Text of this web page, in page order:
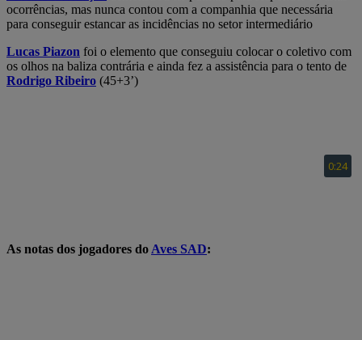
ocorrências, mas nunca contou com a companhia que necessária
para conseguir estancar as incidências no setor intermediário
Lucas Piazon foi o elemento que conseguiu colocar o coletivo com
os olhos na baliza contrária e ainda fez a assistência para o tento de
Rodrigo Ribeiro (45+3’)
As notas dos jogadores do Aves SAD: